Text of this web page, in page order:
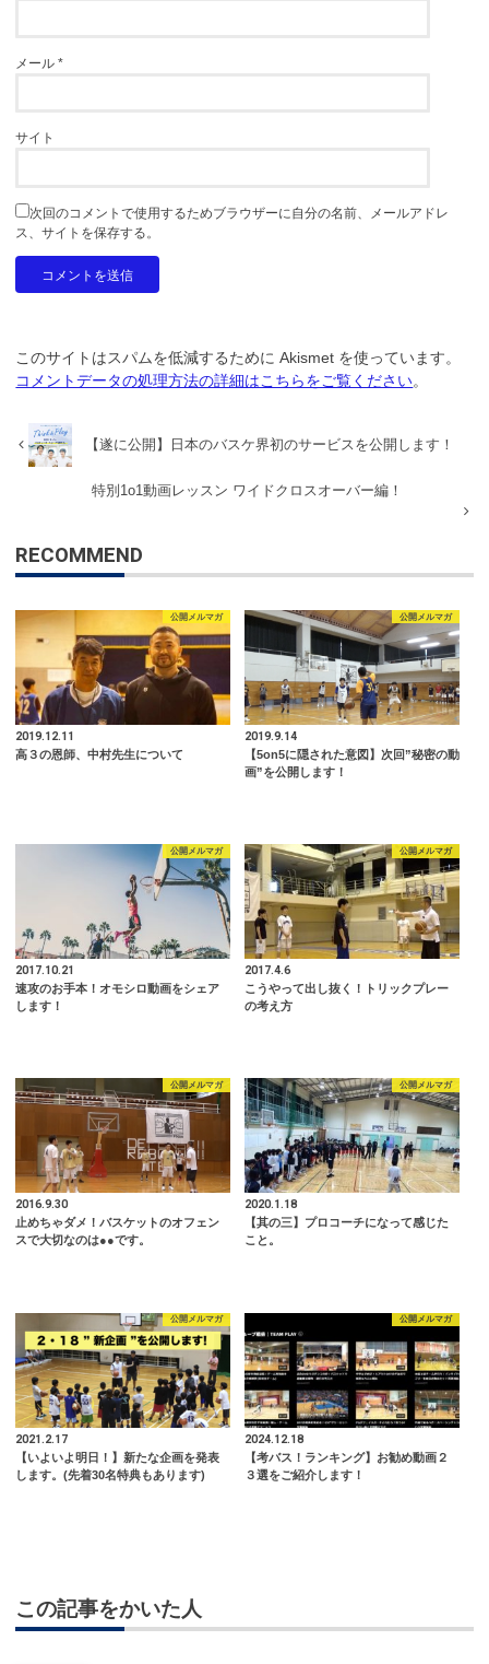
メール*
サイト
次回のコメントで使用するためブラウザーに自分の名前、メールアドレ
ス、サイトを保存する。
このサイトはスパムを低減するために Akismet を使っています。
コメントデータの処理方法の詳細はこちらをご覧ください。
【遂に公開】日本のバスケ界初のサービスを公開します！
特別1o1動画レッスン ワイドクロスオーバー編！
RECOMMEND
公開メルマガ
2019.12.11
高３の恩師、中村先生について
公開メルマガ
2019.9.14
【5on5に隠された意図】次回”秘密の動
画”を公開します！
公開メルマガ
2017.10.21
速攻のお手本！オモシロ動画をシェア
します！
公開メルマガ
2017.4.6
こうやって出し抜く！トリックプレー
の考え方
公開メルマガ
2016.9.30
止めちゃダメ！バスケットのオフェン
スで大切なのは●●です。
公開メルマガ
2020.1.18
【其の三】プロコーチになって感じた
こと。
公開メルマガ
2021.2.17
【いよいよ明日！】新たな企画を発表
します。(先着30名特典もあります)
公開メルマガ
2024.12.18
【考バス！ランキング】お勧め動画２
３選をご紹介します！
この記事をかいた人